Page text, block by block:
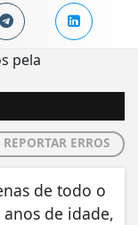
REPORTAR ERROS
de todo o
de idade,